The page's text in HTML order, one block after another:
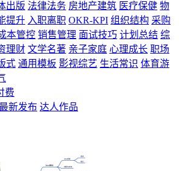
出版 法律法务 房地产建筑 医疗保健 物
提升 入职离职 OKR-KPI 组织结构 采购
本管控 销售管理 面试技巧 计划总结 综
理财 文学名著 亲子家庭 心理成长 职场
式 通用模板 影视综艺 生活常识 体育游
费
新发布 达人作品